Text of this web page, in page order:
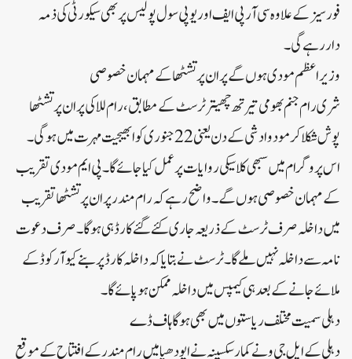
فورسیزکے علاوہ سی آر پی ایف اوریوپی سول پولیس پربھی سیکورٹی کی ذمہ
داررہے گی۔
وزیراعظم مودی ہوں گے پران پرتشٹھا کے مہمان خصوصی
شری رام جنم بھومی تیرتھ چھیتر ٹرسٹ کے مطابق، رام للا کی پران پرتشٹھا
پوش شکلا کرمو دوادشی کے دن یعنی 22 جنوری کو ابھیجیت مہرت میں ہوگی۔
اس پروگرام میں سبھی کلاسیکی روایات پرعمل کیا جائے گا۔ پی ایم مودی تقریب
کے مہمان خصوصی ہوں گے۔ واضح رہے کہ رام مندرپران پرتشٹھا تقریب
میں داخلہ صرف ٹرسٹ کے ذریعہ جاری کئے گئے کارڈ ہی ہوگا۔ صرف دعوت
نامہ سے داخلہ نہیں ملے گا۔ ٹرسٹ نے بتایا کہ داخلہ کارڈ پربنے کیوآرکوڈ کے
ملائے جانے کے بعد ہی کیمپس میں داخلہ ممکن ہوپائے گا۔
دہلی سمیت مختلف ریاستوں میں بھی ہوگا ہاف ڈے
دہلی کے ایل جی ونے کمارسکسینہ نے ایودھیا میں رام مندرکے افتتاح کے موقع